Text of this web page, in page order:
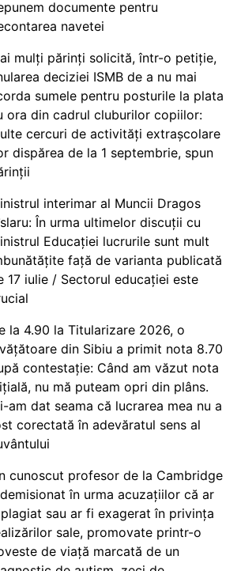
documente pentru
navetei
mulți părinți solicită, într-o petiție,
deciziei ISMB de a nu mai
sumele pentru posturile la plata
ora din cadrul cluburilor copiilor:
cercuri de activități extrașcolare
dispărea de la 1 septembrie, spun
interimar al Muncii Dragos
În urma ultimelor discuții cu
Educației lucrurile sunt mult
față de varianta publicată
17 iulie / Sectorul educației este
la 4.90 la Titularizare 2026, o
din Sibiu a primit nota 8.70
contestație: Când am văzut nota
nu mă puteam opri din plâns.
am dat seama că lucrarea mea nu a
corectată în adevăratul sens al
cunoscut profesor de la Cambridge
în urma acuzațiilor că ar
sau ar fi exagerat în privința
sale, promovate printr-o
de viață marcată de un